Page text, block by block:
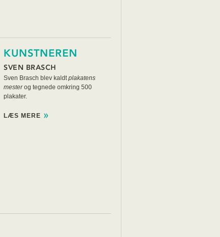
KUNSTNEREN
SVEN BRASCH
Sven Brasch blev kaldtplakatens
mesterog tegnede omkring 500
plakater.
LÆS MERE